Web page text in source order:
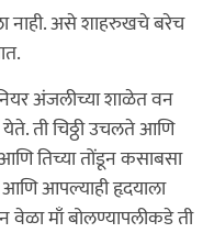
नाही. असे शाहरुखचे बरेच
अंजलीच्या शाळेत वन
येते. ती चिठ्ठी उचलते आणि
तिच्या तोंडून कसाबसा
आपल्याही हृदयाला
वेळा माँ बोलण्यापलीकडे ती